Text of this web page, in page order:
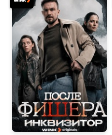
7.8 6.8